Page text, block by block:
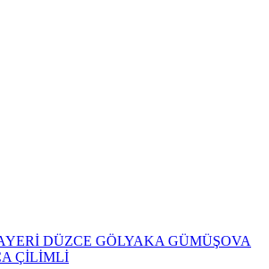
DÜZCE GÖLYAKA GÜMÜŞOVA
ÇİLİMLİ